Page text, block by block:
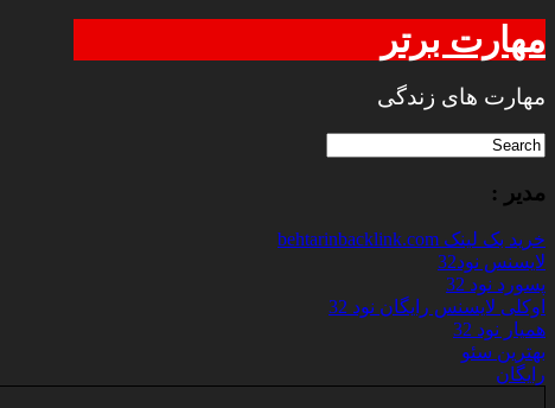
مهارت برتر
مهارت های زندگی
مدیر :
خرید بک لینک behtarinbacklink.com
لایسنس نود32
پسورد نود 32
اوکلی لایسنس رایگان نود 32
همیار نود 32
بهترین سئو
رایگان